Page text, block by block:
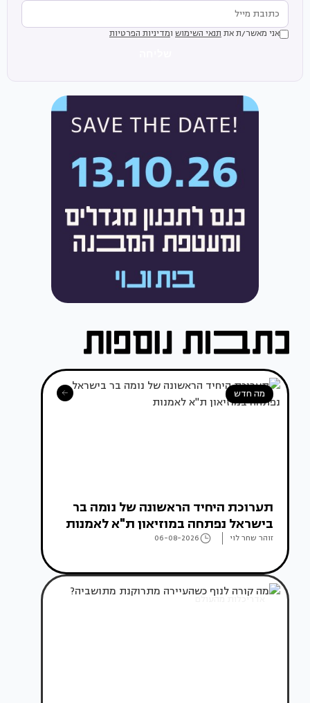
אני מאשר/ת את תנאי השימוש ומדיניות הפרטיות
מה חדש
תערוכת היחיד הראשונה של נומה בר
בישראל נפתחה במוזיאון ת"א לאמנות
זוהר שחר לוי 06-08-2026
אדריכלות מהעולם